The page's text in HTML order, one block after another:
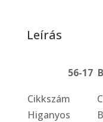
Leírás
56-17
Cikkszám
Higanyos